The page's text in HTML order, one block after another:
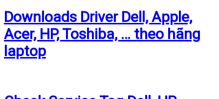
Downloads Driver Dell, Apple,
Acer, HP, Toshiba, … theo hãng
laptop